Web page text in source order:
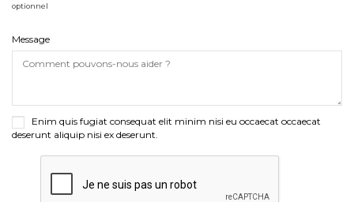
optionnel
Message
Enim quis fugiat consequat elit minim nisi eu occaecat occaecat
deserunt aliquip nisi ex deserunt.